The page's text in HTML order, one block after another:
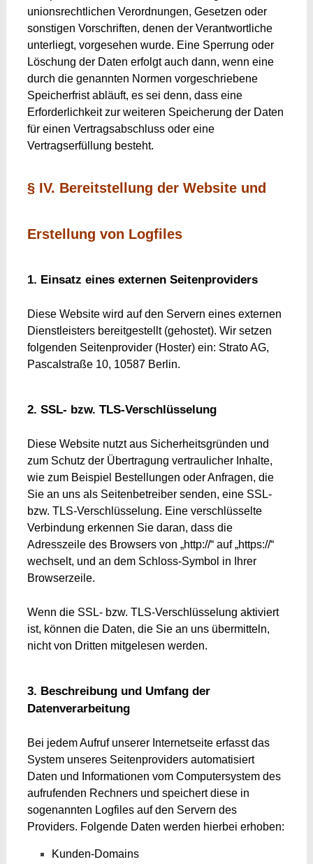
unionsrechtlichen Verordnungen, Gesetzen oder
sonstigen Vorschriften, denen der Verantwortliche
unterliegt, vorgesehen wurde. Eine Sperrung oder
Löschung der Daten erfolgt auch dann, wenn eine
durch die genannten Normen vorgeschriebene
Speicherfrist abläuft, es sei denn, dass eine
Erforderlichkeit zur weiteren Speicherung der Daten
für einen Vertragsabschluss oder eine
Vertragserfüllung besteht.
§ IV. Bereitstellung der Website und
Erstellung von Logfiles
1. Einsatz eines externen Seitenproviders
Diese Website wird auf den Servern eines externen
Dienstleisters bereitgestellt (gehostet). Wir setzen
folgenden Seitenprovider (Hoster) ein: Strato AG,
Pascalstraße 10, 10587 Berlin.
2. SSL- bzw. TLS-Verschlüsselung
Diese Website nutzt aus Sicherheitsgründen und
zum Schutz der Übertragung vertraulicher Inhalte,
wie zum Beispiel Bestellungen oder Anfragen, die
Sie an uns als Seitenbetreiber senden, eine SSL-
bzw. TLS-Verschlüsselung. Eine verschlüsselte
Verbindung erkennen Sie daran, dass die
Adresszeile des Browsers von „http://“ auf „https://“
wechselt, und an dem Schloss-Symbol in Ihrer
Browserzeile.
Wenn die SSL- bzw. TLS-Verschlüsselung aktiviert
ist, können die Daten, die Sie an uns übermitteln,
nicht von Dritten mitgelesen werden.
3. Beschreibung und Umfang der
Datenverarbeitung
Bei jedem Aufruf unserer Internetseite erfasst das
System unseres Seitenproviders automatisiert
Daten und Informationen vom Computersystem des
aufrufenden Rechners und speichert diese in
sogenannten Logfiles auf den Servern des
Providers. Folgende Daten werden hierbei erhoben:
Kunden-Domains